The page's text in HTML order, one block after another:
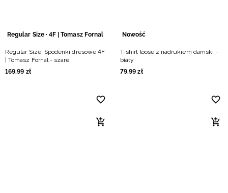
Regular Size · 4F | Tomasz Fornal
Regular Size: Spodenki dresowe 4F
| Tomasz Fornal - szare
169,99 zł
Nowość
T-shirt loose z nadrukiem damski -
biały
79,99 zł